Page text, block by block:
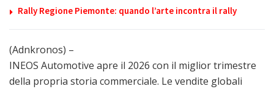
Rally Regione Piemonte: quando l’arte incontra il rally
(Adnkronos) –
INEOS Automotive apre il 2026 con il miglior trimestre
della propria storia commerciale. Le vendite globali